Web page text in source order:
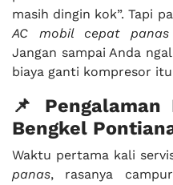
masih dingin kok”. Tapi
AC mobil cepat panas
Jangan sampai Anda
biaya ganti kompresor
📌
Bengkel
Waktu pertama kali
panas, rasanya